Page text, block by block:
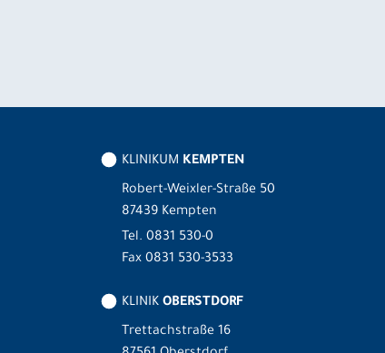
KLINIKUM KEMPTEN
Robert-Weixler-Straße 50
87439 Kempten
Tel. 0831 530-0
Fax 0831 530-3533
KLINIK OBERSTDORF
Trettachstraße 16